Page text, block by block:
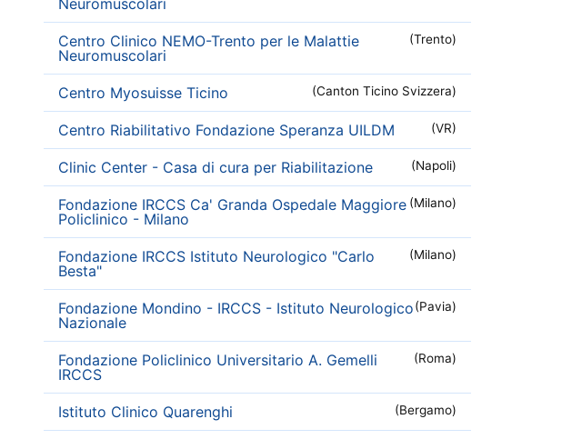
Neuromuscolari
Centro Clinico NEMO-Trento per le Malattie
Neuromuscolari
(Trento)
Centro Myosuisse Ticino (Canton Ticino Svizzera)
Centro Riabilitativo Fondazione Speranza UILDM (VR)
Clinic Center - Casa di cura per Riabilitazione (Napoli)
Fondazione IRCCS Ca' Granda Ospedale Maggiore
Policlinico - Milano
(Milano)
Fondazione IRCCS Istituto Neurologico "Carlo
Besta"
(Milano)
Fondazione Mondino - IRCCS - Istituto Neurologico
Nazionale
(Pavia)
Fondazione Policlinico Universitario A. Gemelli
IRCCS
(Roma)
Istituto Clinico Quarenghi (Bergamo)